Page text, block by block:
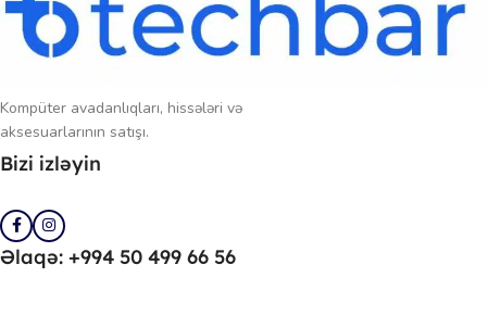
Kompüter avadanlıqları, hissələri və
aksesuarlarının satışı.
Bizi izləyin
Əlaqə: +994 50 499 66 56